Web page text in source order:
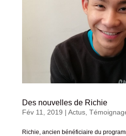
Des nouvelles de Richie
Fév 11, 2019 | Actus,
Richie, ancien bénéficiaire du